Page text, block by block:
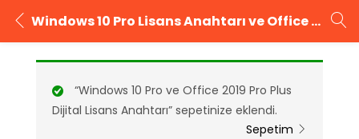
Windows 10 Pro Lisans Anahtarı ve Office 365 1 Yıl Mail Hesabı
GIRIŞ YAP KAYIT OL
Kullanıcı adınızı ve şifrenizi girin.
“Windows 10 Pro ve Office 2019 Pro Plus
Dijital Lisans Anahtarı” sepetinize eklendi.
Sepetim